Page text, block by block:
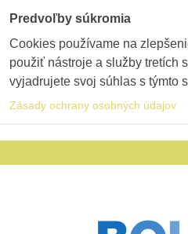
Predvoľby súkromia
Cookies používame na
použiť nástroje a služby tretích
vyjadrujete svoj súhlas s týmto
Zásady ochrany osobných údajov